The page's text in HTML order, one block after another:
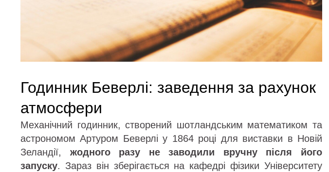
Годинник Беверлі: заведення за рахунок
атмосфери
Механічний годинник, створений шотландським математиком та
астрономом Артуром Беверлі у 1864 році для виставки в Новій
Зеландії, жодного разу не заводили вручну після його
запуску. Зараз він зберігається на кафедрі фізики Університету